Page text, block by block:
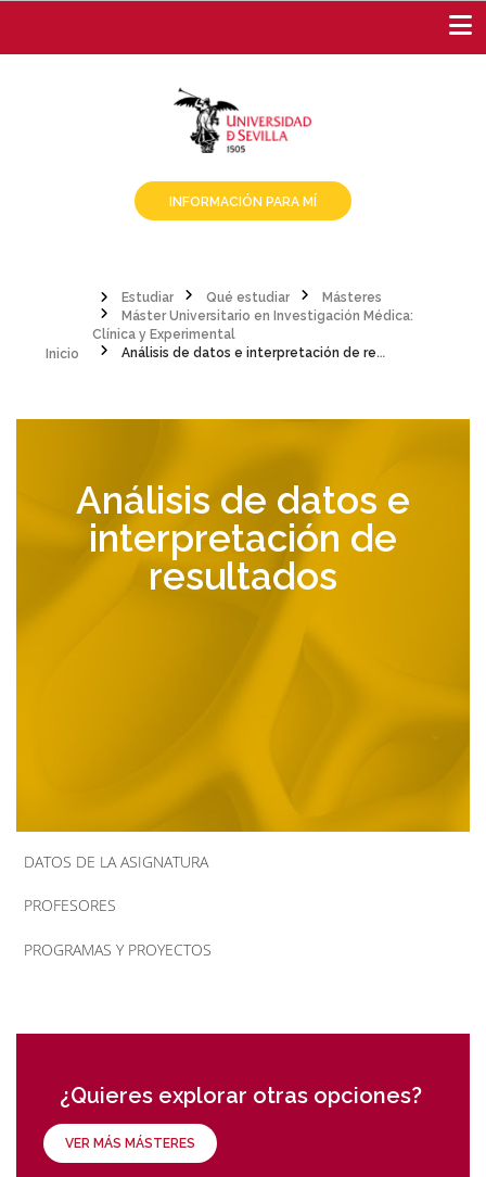
contenido
INFORMACIÓN PARA MÍ
Sobrescribir
enlaces
navegación
Estudiar Qué estudiar
Másteres
Máster Universitario en Investigación Médica:
Clínica y Experimental
Análisis de datos e interpretación de resultados
Análisis de datos e
interpretación de
resultados
DATOS DE LA ASIGNATURA
PROFESORES
PROGRAMAS Y PROYECTOS
¿Quieres explorar otras opciones?
VER MÁS MÁSTERES